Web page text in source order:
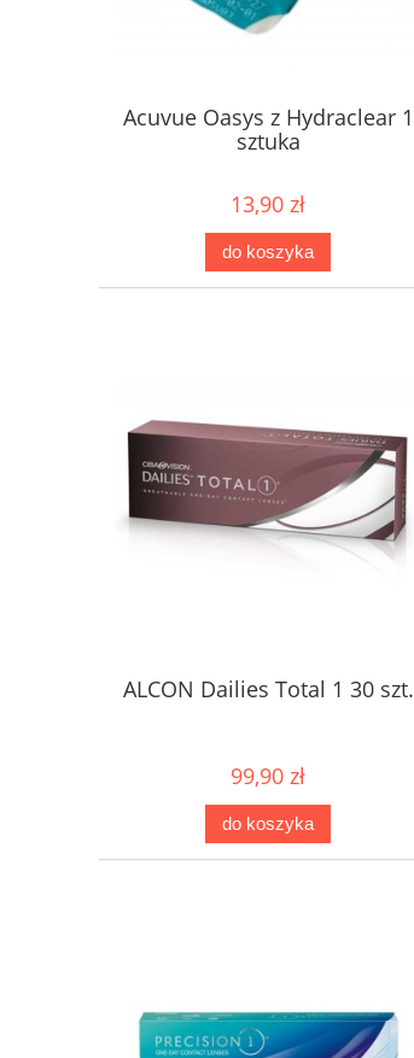
Acuvue Oasys z Hydraclear 1
sztuka
13,90 zł
do koszyka
ALCON Dailies Total 1 30 szt.
99,90 zł
do koszyka